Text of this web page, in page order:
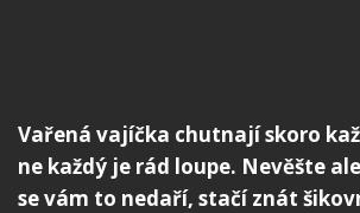
Vařená vajíčka chutnají skoro
ne každý je rád loupe. Nevěšte
se vám to nedaří, stačí znát